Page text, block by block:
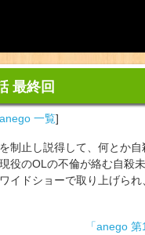
最終回
一覧]
制止し説得して、何とか
役のOLの不倫が絡む自殺
イドショーで取り上げら
「anego